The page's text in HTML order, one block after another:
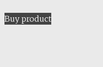
Buy product